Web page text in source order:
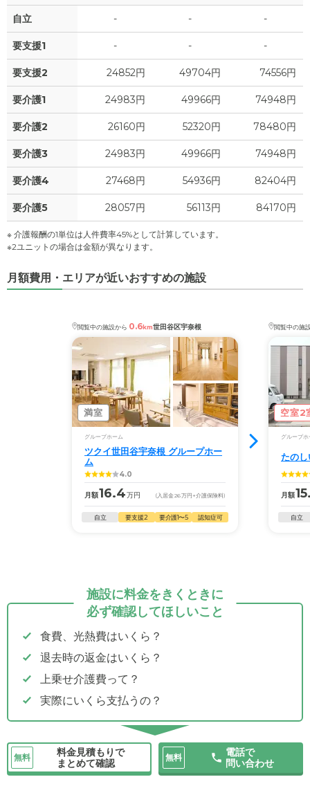
自立 - - -
要支援1 - - -
要支援2 24852円 49704円 74556円
要介護1 24983円 49966円 74948円
要介護2 26160円 52320円 78480円
要介護3 24983円 49966円 74948円
要介護4 27468円 54936円 82404円
要介護5 28057円 56113円 84170円
※ 介護報酬の1単位は人件費率45%として計算しています。
※2ユニットの場合は金額が異なります。
月額費用・エリアが近いおすすめの施設
閲覧中の施設から 0.6km世田谷区宇奈根
満室
グループホーム
ツクイ世田谷宇奈根 グループホー
ム
4.0
月額16.4万円 (入居金26万円 +介護保険料)
自立 要支援2 要介護1〜5 認知症可
閲覧中の施
空室2
グループホ
たの
月額
自立
施設に料金をきくときに
必ず確認してほしいこと
食費、光熱費はいくら？
退去時の返金はいくら？
上乗せ介護費って？
実際にいくら支払うの？
無料
料金見積もりで
まとめて確認
無料
電話で
問い合わせ